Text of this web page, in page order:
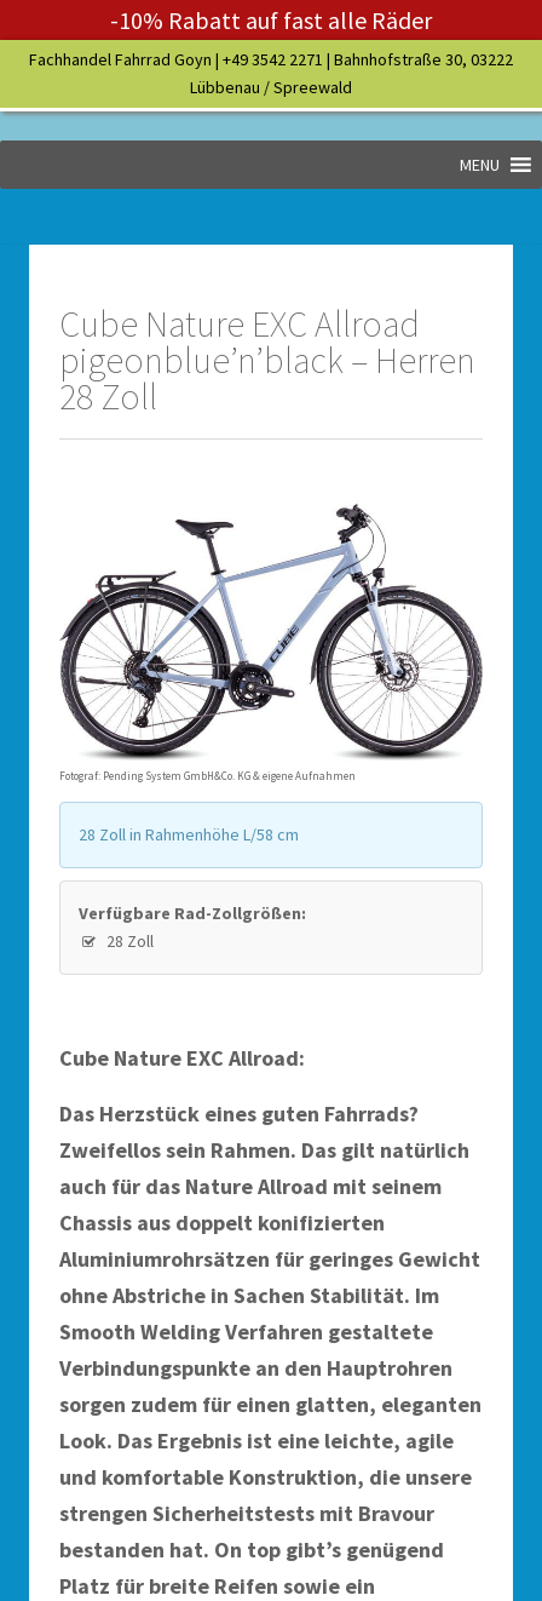
-10% Rabatt auf fast alle Räder
Fachhandel Fahrrad Goyn | +49 3542 2271 | Bahnhofstraße 30, 03222
Lübbenau / Spreewald
MENU
Cube Nature EXC Allroad
pigeonblue’n’black – Herren
28 Zoll
Fotograf: Pending System GmbH&Co. KG & eigene Aufnahmen
28 Zoll in Rahmenhöhe L/58 cm
Verfügbare Rad-Zollgrößen:
28 Zoll
Cube Nature EXC Allroad:
Das Herzstück eines guten Fahrrads?
Zweifellos sein Rahmen. Das gilt natürlich
auch für das Nature Allroad mit seinem
Chassis aus doppelt konifizierten
Aluminiumrohrsätzen für geringes Gewicht
ohne Abstriche in Sachen Stabilität. Im
Smooth Welding Verfahren gestaltete
Verbindungspunkte an den Hauptrohren
sorgen zudem für einen glatten, eleganten
Look. Das Ergebnis ist eine leichte, agile
und komfortable Konstruktion, die unsere
strengen Sicherheitstests mit Bravour
bestanden hat. On top gibt’s genügend
Platz für breite Reifen sowie ein